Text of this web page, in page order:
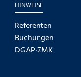
HINWEISE
Referenten
Buchungen
DGAP·ZMK